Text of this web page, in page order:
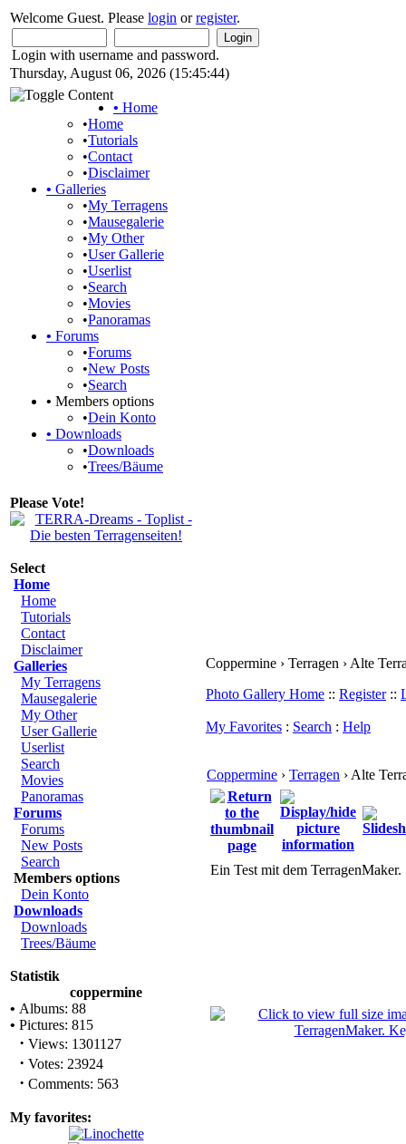
Welcome Guest. Please login orregister.
Login with username and password.
Thursday, August 06, 2026 (15:45:44)
• Home
•Home
•Tutorials
•Contact
•Disclaimer
• Galleries
•My Terragens
•Mausegalerie
•My Other
•User Gallerie
•Userlist
•Search
•Movies
•Panoramas
• Forums
•Forums
•New Posts
•Search
• Members options
•Dein Konto
• Downloads
•Downloads
•Trees/Bäume
Please Vote!
Select
Home
Home
Tutorials
Contact
Disclaimer
Galleries
My Terragens
Mausegalerie
My Other
User Gallerie
Userlist
Search
Movies
Panoramas
Forums
Forums
New Posts
Search
Members options
Dein Konto
Downloads
Downloads
Trees/Bäume
Statistik
coppermine
• Albums: 88
• Pictures: 815
· Views: 1301127
· Votes: 23924
· Comments: 563
My favorites:
Coppermine › Terragen › Alte
Photo Gallery Home :: Register::
My Favorites : Search : Help
Coppermine › Terragen › Alte
Ein Test mit dem TerragenMaker.